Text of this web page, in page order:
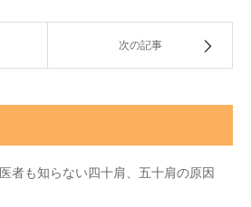
次の記事
医者も知らない四十肩、五十肩の原因